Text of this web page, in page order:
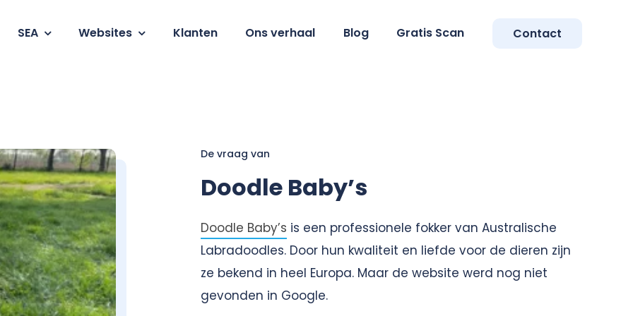
SEA Websites Klanten Ons verhaal Blog Gratis Scan Contact
De vraag van
Doodle Baby’s
Doodle Baby’s is een professionele fokker van Australische
Labradoodles. Door hun kwaliteit en liefde voor de dieren zijn
ze bekend in heel Europa. Maar de website werd nog niet
gevonden in Google.